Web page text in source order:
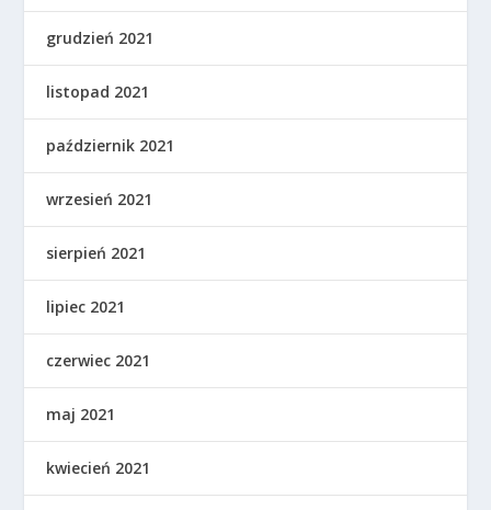
grudzień 2021
listopad 2021
październik 2021
wrzesień 2021
sierpień 2021
lipiec 2021
czerwiec 2021
maj 2021
kwiecień 2021